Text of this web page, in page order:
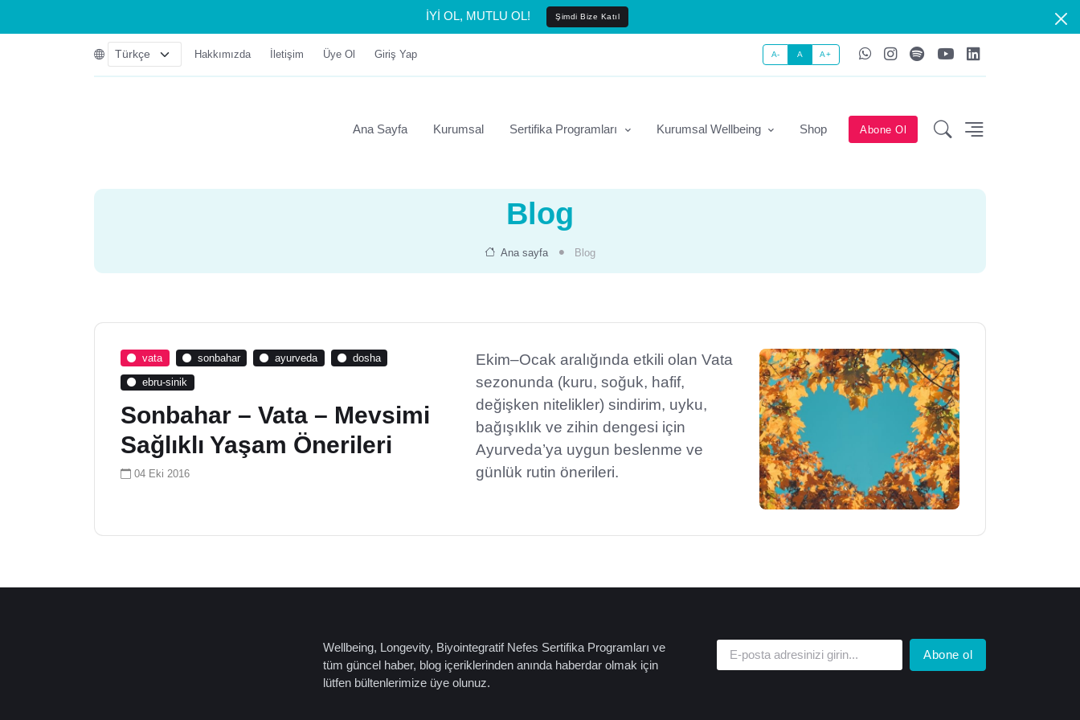
İYİ OL, MUTLU OL! Şimdi Bize Katıl
Hakkımızda İletişim Üye Ol Giriş Yap A- A A+
Ana Sayfa Kurumsal Sertifika Programları Kurumsal Wellbeing Shop Abone Ol
Blog
Ana sayfa Blog
vata sonbahar ayurveda dosha
ebru-sinik
Sonbahar – Vata – Mevsimi
Sağlıklı Yaşam Önerileri
04 Eki 2016
Ekim–Ocak aralığında etkili olan Vata
sezonunda (kuru, soğuk, hafif,
değişken nitelikler) sindirim, uyku,
bağışıklık ve zihin dengesi için
Ayurveda’ya uygun beslenme ve
günlük rutin önerileri.
Wellbeing, Longevity, Biyointegratif Nefes Sertifika Programları ve
tüm güncel haber, blog içeriklerinden anında haberdar olmak için
lütfen bültenlerimize üye olunuz.
Abone ol